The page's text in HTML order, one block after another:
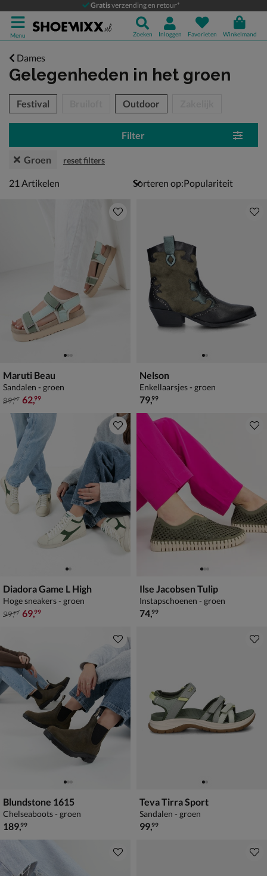
Gratisverzending en retour*
Menu Zoeken Inloggen Favorieten Winkelmand
Dames
Gelegenheden in het groen
over
Festival Outdoor
Filter
Groen reset filters
21 artikelen
21 Artikelen Sorteren op:
Maruti Beau
Sandalen - groen
van € 89,99 voor € 62,99
89,99 62,99
Nelson
Enkellaarsjes - groen
€ 79,99
79,99
Diadora Game L High
Hoge sneakers - groen
van € 99,99 voor € 69,99
99,99 69,99
Ilse Jacobsen Tulip
Instapschoenen - groen
€ 74,99
74,99
Blundstone 1615
Chelseaboots - groen
€ 189,99
189,99
Teva Tirra Sport
Sandalen - groen
€ 99,99
99,99